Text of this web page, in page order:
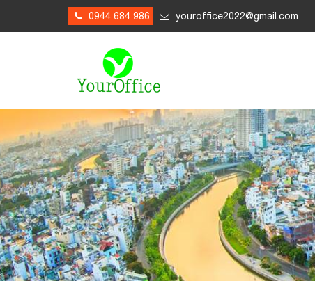
0944 684 986 youroffice2022@gmail.com